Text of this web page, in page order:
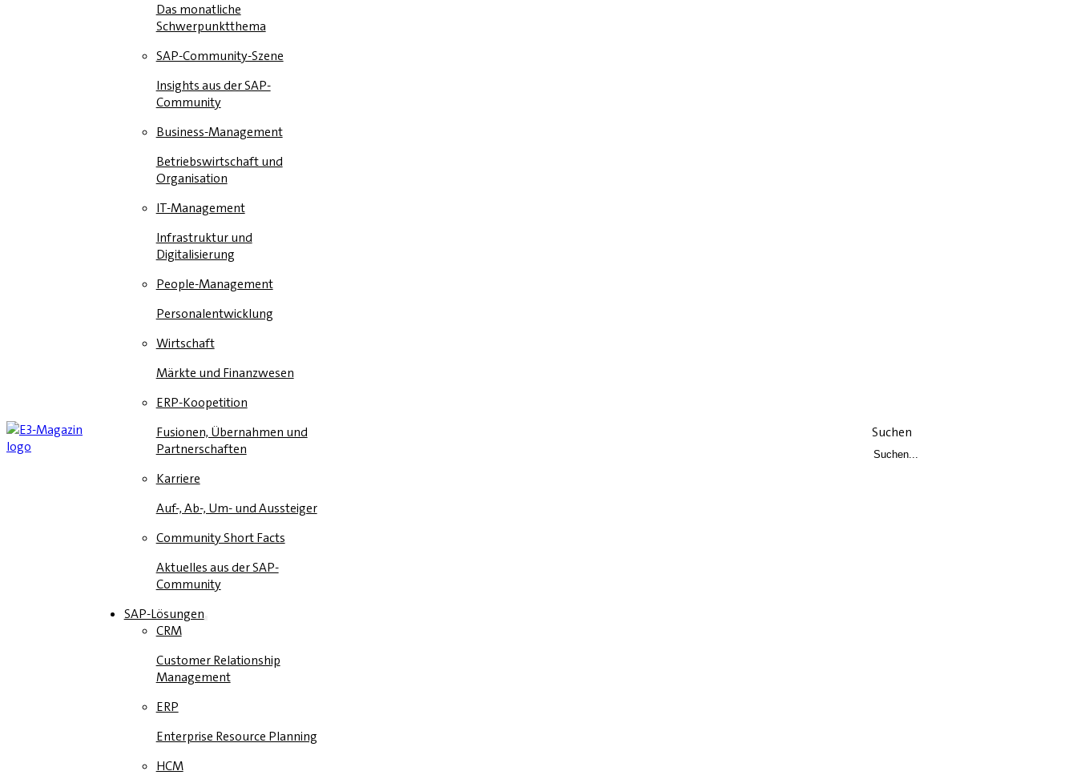
Das monatliche
Schwerpunktthema
SAP-Community-Szene
Insights aus der SAP-
Community
Business-Management
Betriebswirtschaft und
Organisation
IT-Management
Infrastruktur und
Digitalisierung
People-Management
Personalentwicklung
Wirtschaft
Märkte und Finanzwesen
ERP-Koopetition
Fusionen, Übernahmen und
Partnerschaften
Karriere
Auf-, Ab-, Um- und Aussteiger
Community Short Facts
Aktuelles aus der SAP-
Community
SAP-Lösungen
CRM
Customer Relationship
Management
ERP
Enterprise Resource Planning
HCM
Suchen